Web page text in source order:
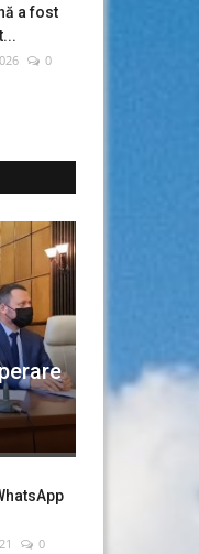
a fost
0
0